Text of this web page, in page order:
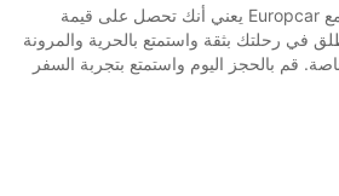
استئجار سيارة في قبرص مع Europcar يعني أنك تحصل على قيمة
في رحلتك بثقة واستمتع بالحرية والمرونة
قم بالحجز اليوم واستمتع بتجربة السفر